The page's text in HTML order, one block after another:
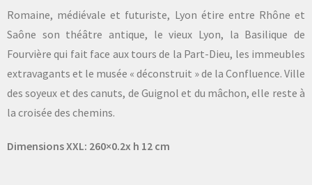
Romaine, médiévale et futuriste, Lyon étire entre Rhône et
Saône son théâtre antique, le vieux Lyon, la Basilique de
Fourvière qui fait face aux tours de la Part-Dieu, les immeubles
extravagants et le musée « déconstruit » de la Confluence. Ville
des soyeux et des canuts, de Guignol et du mâchon, elle reste à
la croisée des chemins.
Dimensions XXL: 260×0.2x h 12 cm